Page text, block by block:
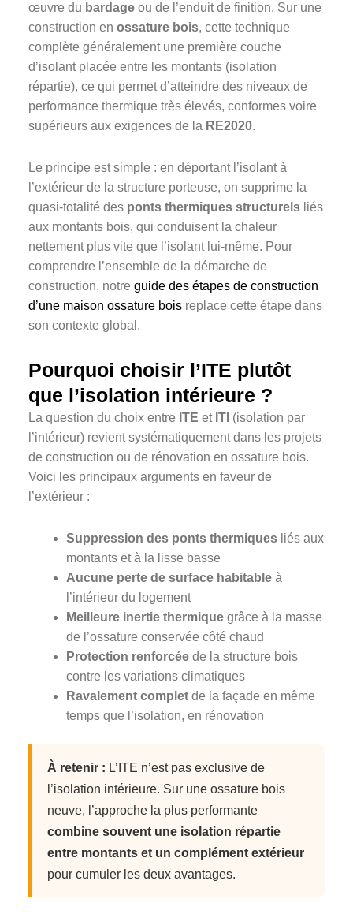
œuvre du bardage ou de l’enduit de finition. Sur une
construction en ossature bois, cette technique
complète généralement une première couche
d’isolant placée entre les montants (isolation
répartie), ce qui permet d’atteindre des niveaux de
performance thermique très élevés, conformes voire
supérieurs aux exigences de la RE2020.
Le principe est simple : en déportant l’isolant à
l’extérieur de la structure porteuse, on supprime la
quasi-totalité des ponts thermiques structurels liés
aux montants bois, qui conduisent la chaleur
nettement plus vite que l’isolant lui-même. Pour
comprendre l’ensemble de la démarche de
construction, notre guide des étapes de construction
d’une maison ossature bois replace cette étape dans
son contexte global.
Pourquoi choisir l’ITE plutôt
que l’isolation intérieure ?
La question du choix entre ITE et ITI (isolation par
l’intérieur) revient systématiquement dans les projets
de construction ou de rénovation en ossature bois.
Voici les principaux arguments en faveur de
l’extérieur :
Suppression des ponts thermiques liés aux
montants et à la lisse basse
Aucune perte de surface habitable à
l’intérieur du logement
Meilleure inertie thermique grâce à la masse
de l’ossature conservée côté chaud
Protection renforcée de la structure bois
contre les variations climatiques
Ravalement complet de la façade en même
temps que l’isolation, en rénovation
À retenir : L’ITE n’est pas exclusive de
l’isolation intérieure. Sur une ossature bois
neuve, l’approche la plus performante
combine souvent une isolation répartie
entre montants et un complément extérieur
pour cumuler les deux avantages.